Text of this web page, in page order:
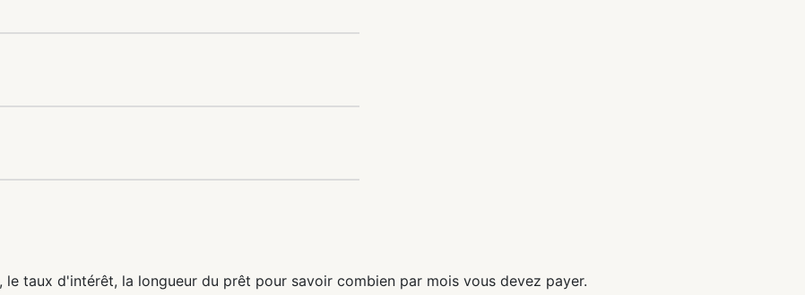
le taux d'intérêt, la longueur du prêt pour savoir combien par mois vous devez payer.